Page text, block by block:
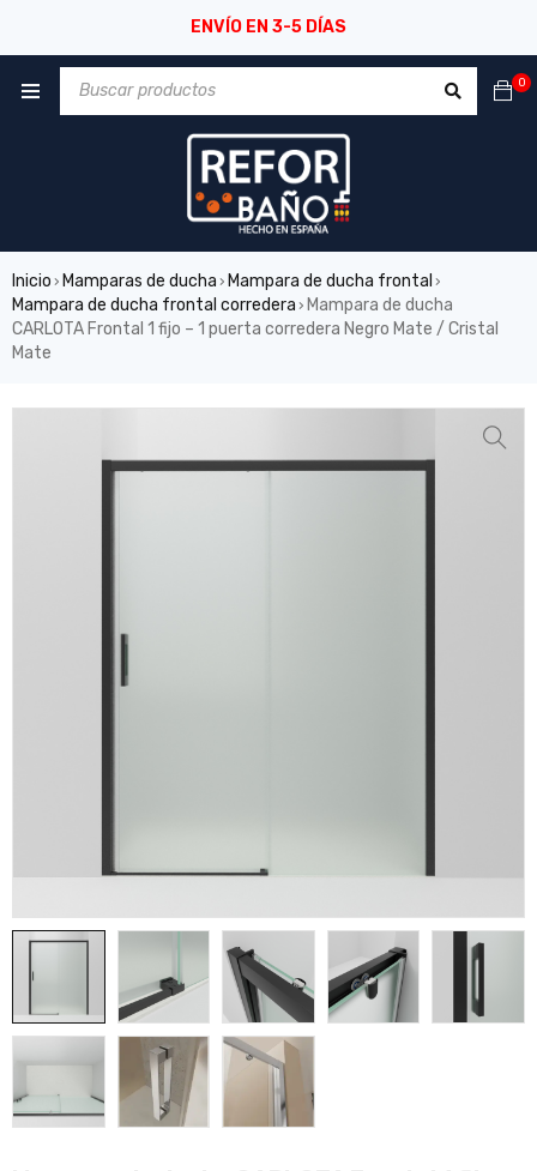
ENVÍO EN 3-5 DÍAS
0
Inicio › Mamparas de ducha › Mampara de ducha frontal ›
Mampara de ducha frontal corredera › Mampara de ducha
CARLOTA Frontal 1 fijo – 1 puerta corredera Negro Mate / Cristal
Mate